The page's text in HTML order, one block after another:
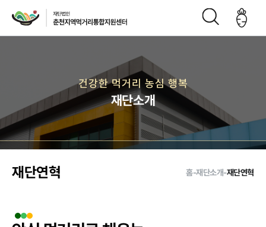
인사말 CI
재단연
재단비
전
조직구
성도
길
건강한 먹거리 농심 행복
재단소개
재단연혁 홈-재단소개-재단연혁